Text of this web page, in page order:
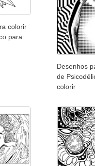
colorir
para
Desenhos
de
colorir